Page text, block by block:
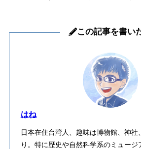
この記事を書い
はね
日本在住台湾人、趣味は博物館、神社
り。特に歴史や自然科学系のミュージ